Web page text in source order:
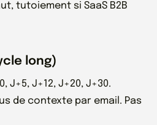
tutoiement si SaaS B2B
long)
J+5, J+12, J+20, J+30.
de contexte par email. Pas